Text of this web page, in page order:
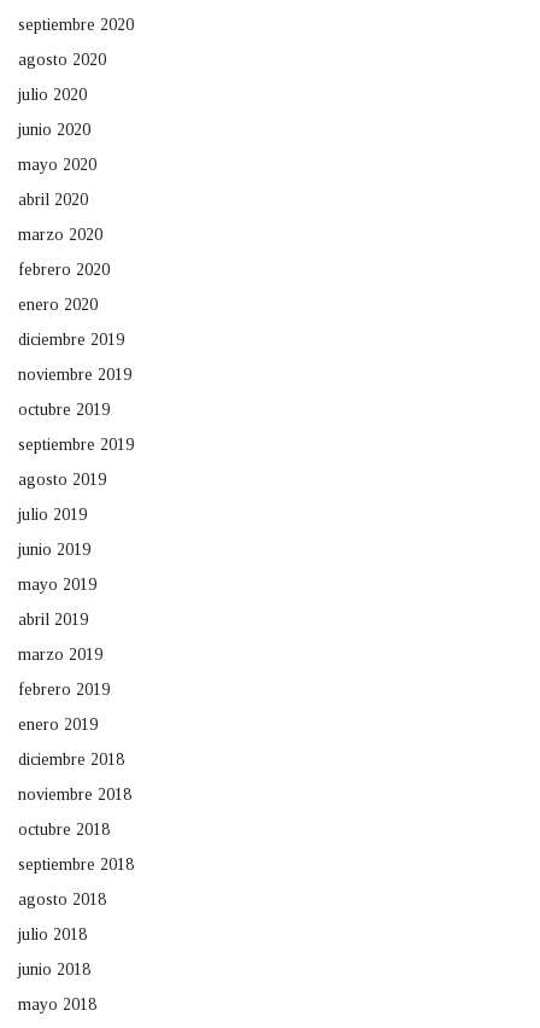
septiembre 2020
agosto 2020
julio 2020
junio 2020
mayo 2020
abril 2020
marzo 2020
febrero 2020
enero 2020
diciembre 2019
noviembre 2019
octubre 2019
septiembre 2019
agosto 2019
julio 2019
junio 2019
mayo 2019
abril 2019
marzo 2019
febrero 2019
enero 2019
diciembre 2018
noviembre 2018
octubre 2018
septiembre 2018
agosto 2018
julio 2018
junio 2018
mayo 2018